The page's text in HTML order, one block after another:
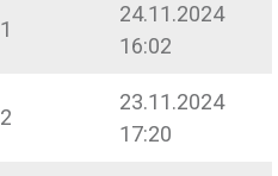
1
24.11.2024
16:02
2
23.11.2024
17:20